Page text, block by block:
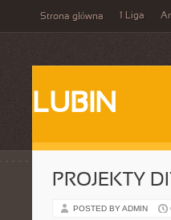
Strona główna 1 Liga
LUBIN
PROJEKTY
POSTED BY ADMIN